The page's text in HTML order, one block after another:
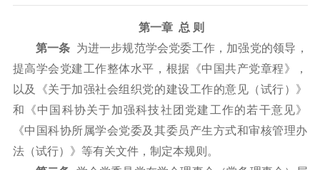
第一章 总 则
第一条 为进一步规范学会党委工作，加强党的领导，
提高学会党建工作整体水平，根据《中国共产党章程》，
以及《关于加强社会组织党的建设工作的意见（试行）》
和《中国科协关于加强科技社团党建工作的若干意见》
《中国科协所属学会党委及其委员产生方式和审核管理办
法（试行）》等有关文件，制定本规则。